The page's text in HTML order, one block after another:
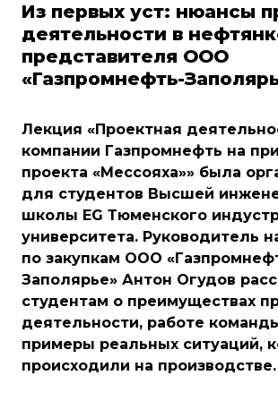
Из первых уст: нюансы
деятельности в
представителя ООО
«Газпромнефть-
Лекция «Проектная
компании Газпромнефть на
проекта «Мессояха»» была
для студентов Высшей
школы EG Тюменского
университета. Руководитель
по закупкам ООО
Заполярье» Антон Огудов
студентам о преимуществах
деятельности, работе
примеры реальных ситуаций,
происходили на производстве.